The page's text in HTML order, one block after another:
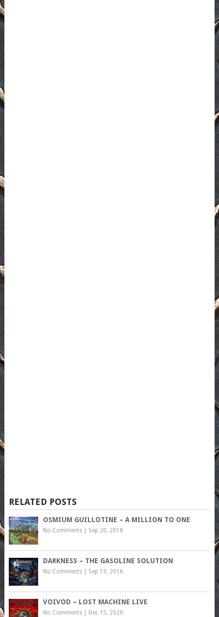
RELATED POSTS
OSMIUM GUILLOTINE – A MILLION TO ONE
No Comments| Sep 20, 2018
DARKNESS – THE GASOLINE SOLUTION
No Comments| Sep 19, 2016
VOIVOD – LOST MACHINE LIVE
No Comments| Dec 15, 2020